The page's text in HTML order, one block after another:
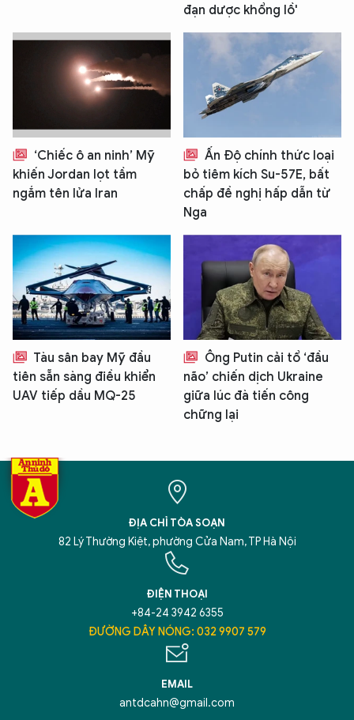
đạn dược khổng lồ'
‘Chiếc ô an ninh’ Mỹ
khiến Jordan lọt tầm
ngắm tên lửa Iran
Ấn Độ chính thức loại
bỏ tiêm kích Su-57E, bất
chấp đề nghị hấp dẫn từ
Nga
Tàu sân bay Mỹ đầu
tiên sẵn sàng điều khiển
UAV tiếp dầu MQ-25
Ông Putin cải tổ ‘đầu
não’ chiến dịch Ukraine
giữa lúc đà tiến công
chững lại
ĐỊA CHỈ TÒA SOẠN
82 Lý Thường Kiệt, phường Cửa Nam, TP Hà Nội
ĐIỆN THOẠI
+84-24 3942 6355
ĐƯỜNG DÂY NÓNG: 032 9907 579
EMAIL
antdcahn@gmail.com